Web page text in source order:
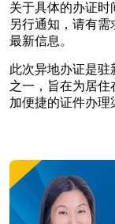
关于具体的办证
另行通知，请有
最新信息。
此次异地办证是驻
之一，旨在为居住
加便捷的证件办理